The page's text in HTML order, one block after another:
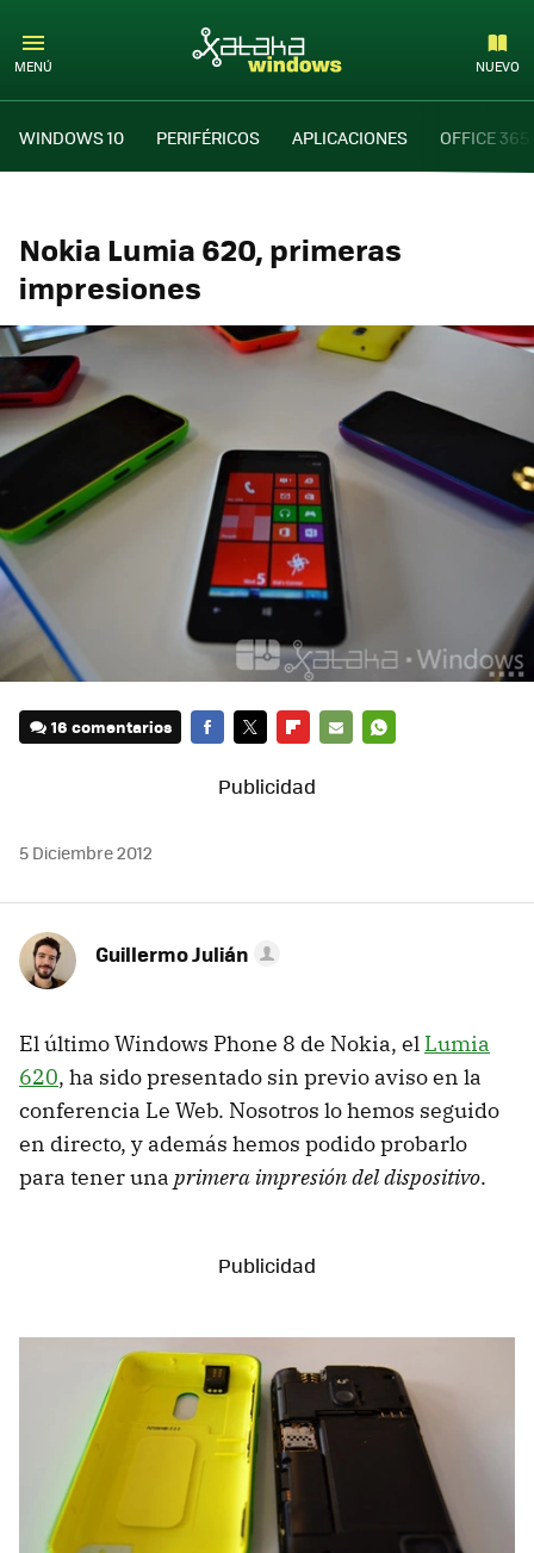
MENÚ NUEVO
WINDOWS 10 PERIFÉRICOS APLICACIONES OFFICE 365
Nokia Lumia 620, primeras
impresiones
16 comentarios
5 Diciembre 2012
Guillermo Julián
El último Windows Phone 8 de Nokia, el Lumia
620, ha sido presentado sin previo aviso en la
conferencia Le Web. Nosotros lo hemos seguido
en directo, y además hemos podido probarlo
para tener una primera impresión del dispositivo.